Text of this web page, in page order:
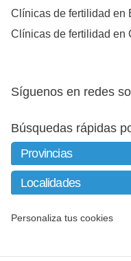
Clínicas de fertilidad en
Clínicas de fertilidad en
Síguenos en redes
Búsquedas rápidas
Personaliza tus cookies